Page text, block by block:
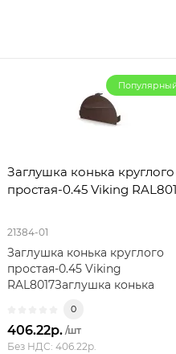
Заглушка конька круглого
простая-0.45 Viking
21384-01
Заглушка конька круглого
простая-0.45 Viking
RAL8017Заглушка конька
0
406.22р. /шт
Без НДС: 406.22р.